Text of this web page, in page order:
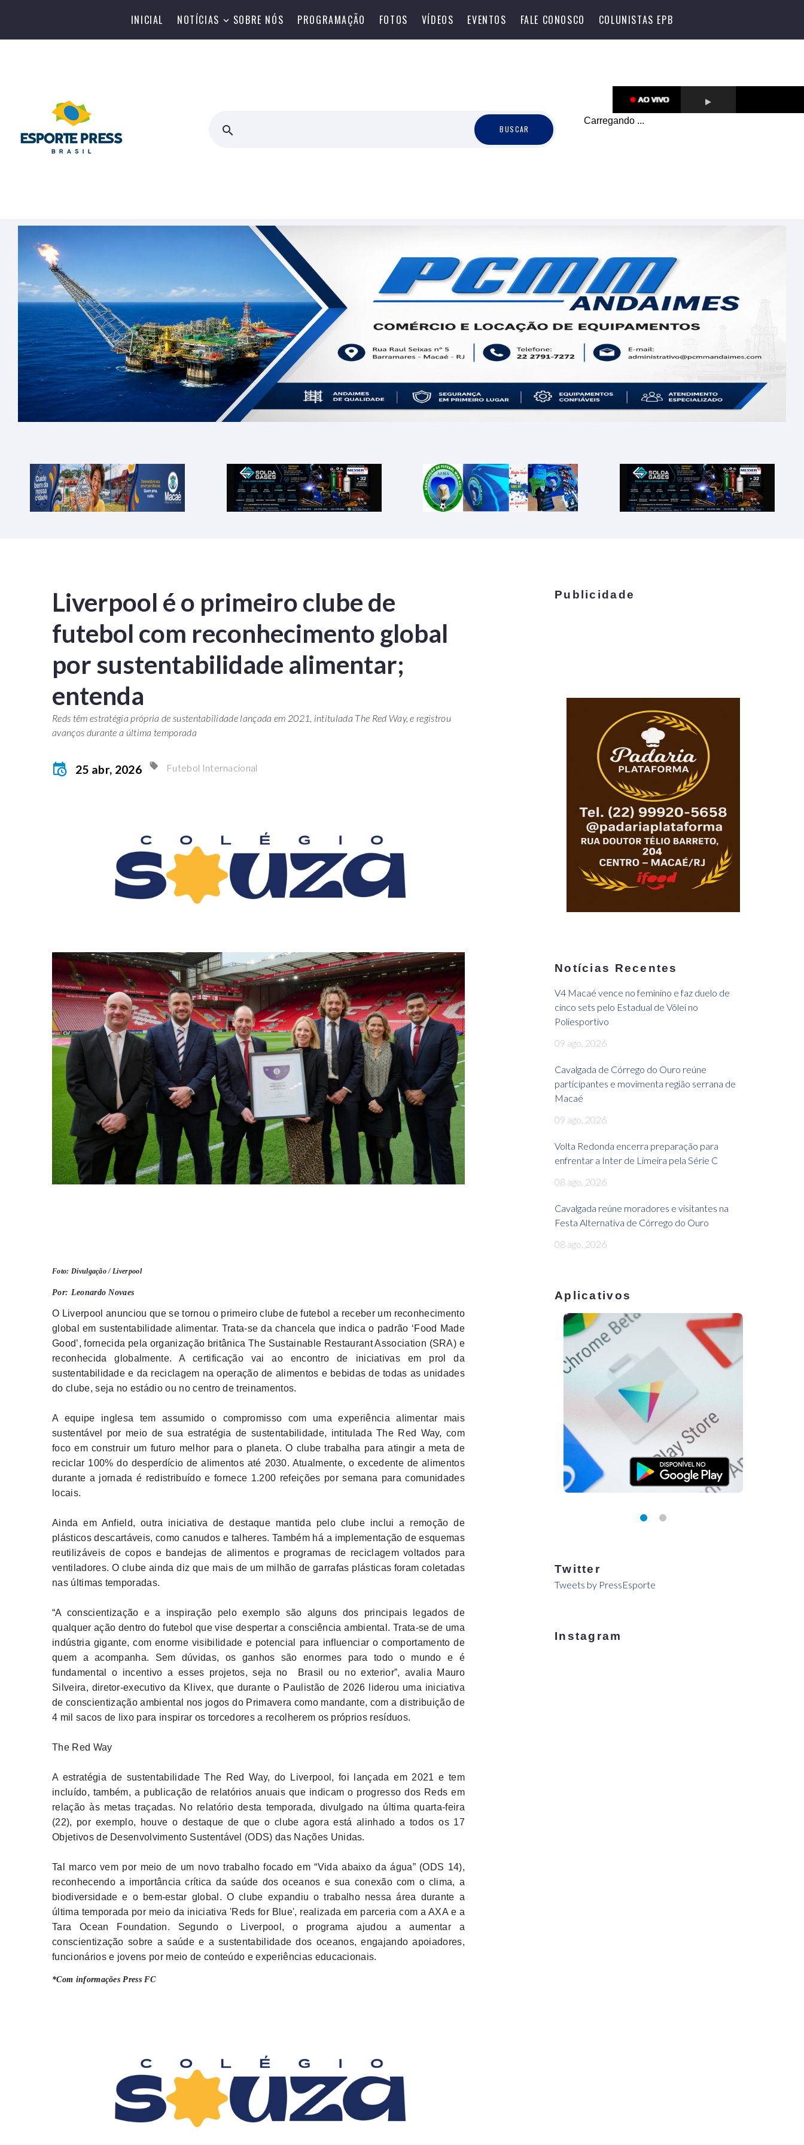
INICIAL NOTÍCIAS SOBRE NÓS PROGRAMAÇÃO FOTOS VÍDEOS EVENTOS FALE CONOSCO COLUNISTAS EPB
BUSCAR
Liverpool é o primeiro clube de
futebol com reconhecimento global
por sustentabilidade alimentar;
entenda
Reds têm estratégia própria de sustentabilidade lançada em 2021, intitulada The Red Way, e registrou
avanços durante a última temporada
25 abr, 2026 Futebol Internacional
Foto: Divulgação / Liverpool
Por: Leonardo Novaes
O Liverpool anunciou que se tornou o primeiro clube de futebol a receber um reconhecimento
global em sustentabilidade alimentar. Trata-se da chancela que indica o padrão ‘Food Made
Good’, fornecida pela organização britânica The Sustainable Restaurant Association (SRA) e
reconhecida globalmente. A certificação vai ao encontro de iniciativas em prol da
sustentabilidade e da reciclagem na operação de alimentos e bebidas de todas as unidades
do clube, seja no estádio ou no centro de treinamentos.
A equipe inglesa tem assumido o compromisso com uma experiência alimentar mais
sustentável por meio de sua estratégia de sustentabilidade, intitulada The Red Way, com
foco em construir um futuro melhor para o planeta. O clube trabalha para atingir a meta de
reciclar 100% do desperdício de alimentos até 2030. Atualmente, o excedente de alimentos
durante a jornada é redistribuído e fornece 1.200 refeições por semana para comunidades
locais.
Ainda em Anfield, outra iniciativa de destaque mantida pelo clube inclui a remoção de
plásticos descartáveis, como canudos e talheres. Também há a implementação de esquemas
reutilizáveis de copos e bandejas de alimentos e programas de reciclagem voltados para
ventiladores. O clube ainda diz que mais de um milhão de garrafas plásticas foram coletadas
nas últimas temporadas.
“A conscientização e a inspiração pelo exemplo são alguns dos principais legados de
qualquer ação dentro do futebol que vise despertar a consciência ambiental. Trata-se de uma
indústria gigante, com enorme visibilidade e potencial para influenciar o comportamento de
quem a acompanha. Sem dúvidas, os ganhos são enormes para todo o mundo e é
fundamental o incentivo a esses projetos, seja no Brasil ou no exterior”, avalia Mauro
Silveira, diretor-executivo da Klivex, que durante o Paulistão de 2026 liderou uma iniciativa
de conscientização ambiental nos jogos do Primavera como mandante, com a distribuição de
4 mil sacos de lixo para inspirar os torcedores a recolherem os próprios resíduos.
The Red Way
A estratégia de sustentabilidade The Red Way, do Liverpool, foi lançada em 2021 e tem
incluído, também, a publicação de relatórios anuais que indicam o progresso dos Reds em
relação às metas traçadas. No relatório desta temporada, divulgado na última quarta-feira
(22), por exemplo, houve o destaque de que o clube agora está alinhado a todos os 17
Objetivos de Desenvolvimento Sustentável (ODS) das Nações Unidas.
Tal marco vem por meio de um novo trabalho focado em “Vida abaixo da água” (ODS 14),
reconhecendo a importância crítica da saúde dos oceanos e sua conexão com o clima, a
biodiversidade e o bem-estar global. O clube expandiu o trabalho nessa área durante a
última temporada por meio da iniciativa 'Reds for Blue', realizada em parceria com a AXA e a
Tara Ocean Foundation. Segundo o Liverpool, o programa ajudou a aumentar a
conscientização sobre a saúde e a sustentabilidade dos oceanos, engajando apoiadores,
funcionários e jovens por meio de conteúdo e experiências educacionais.
*Com informações Press FC
Publicidade
Notícias Recentes
V4 Macaé vence no feminino e faz duelo de
cinco sets pelo Estadual de Vôlei no
Poliesportivo
09 ago, 2026
Cavalgada de Córrego do Ouro reúne
participantes e movimenta região serrana de
Macaé
09 ago, 2026
Volta Redonda encerra preparação para
enfrentar a Inter de Limeira pela Série C
08 ago, 2026
Cavalgada reúne moradores e visitantes na
Festa Alternativa de Córrego do Ouro
08 ago, 2026
Aplicativos
Twitter
Tweets by PressEsporte
Instagram